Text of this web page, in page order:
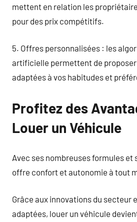
mettent en relation les
pour des prix compétitifs.
5. Offres personnalisées : les
artificielle permettent de
adaptées à vos habitudes et
Profitez des
Louer un Véhicule
Avec ses nombreuses formules et
offre confort et autonomie à tout
Grâce aux innovations du secteur
adaptées, louer un véhicule